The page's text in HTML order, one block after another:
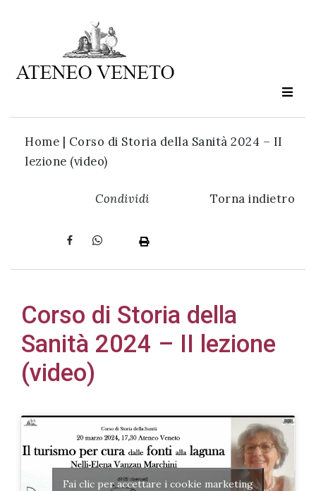
Home | Corso di Storia della Sanità 2024 – II
lezione (video)
Condividi Torna indietro
Corso di Storia della
Sanità 2024 – II lezione
(video)
Fai clic per accettare i cookie marketing
Ateneo
è
cultura
all'uso dei
miei dati
personali in